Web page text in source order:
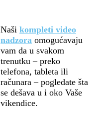
Naši kompleti video
nadzora omogućavaju
vam da u svakom
trenutku – preko
telefona, tableta ili
računara – pogledate šta
se dešava u i oko Vaše
vikendice.